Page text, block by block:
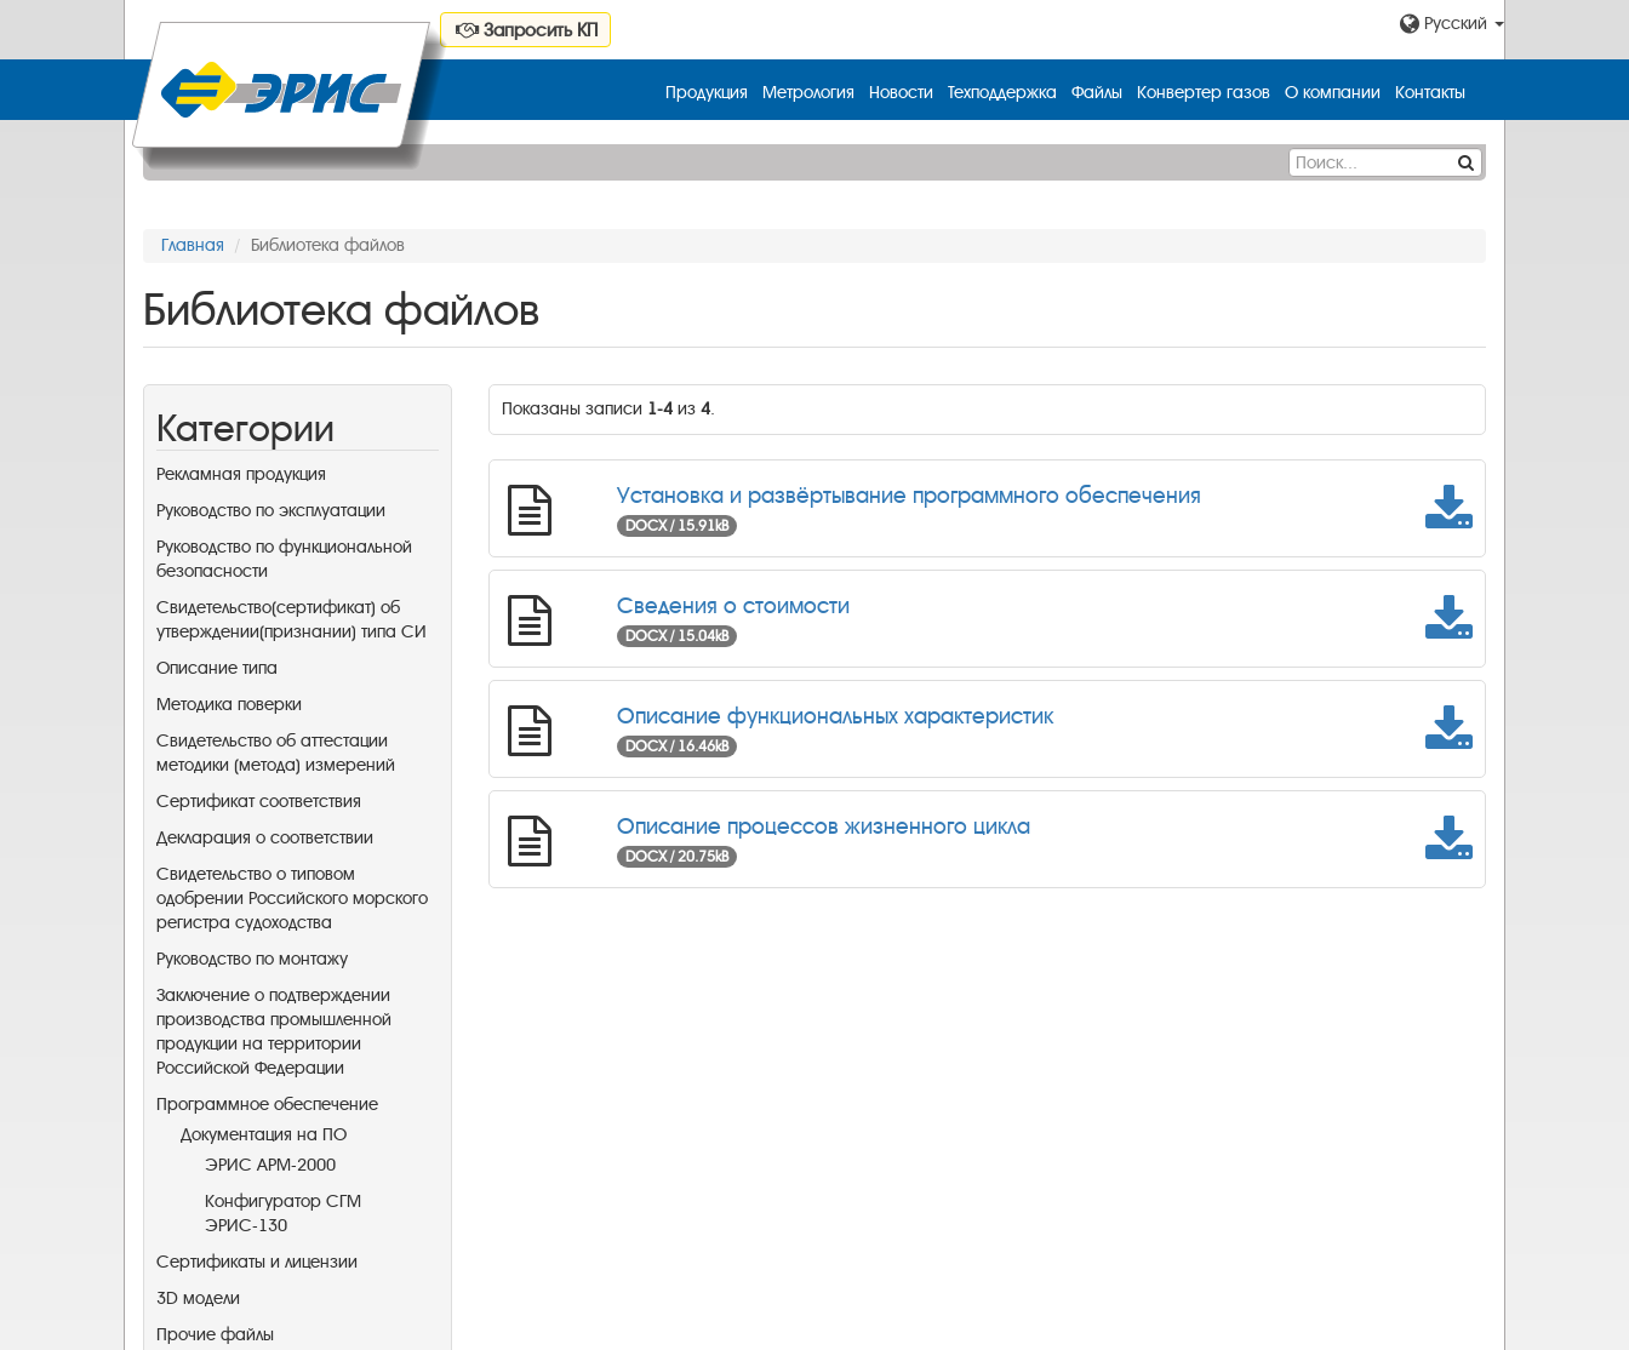
Запросить КП Русский
Продукция Метрология Новости Техподдержка Файлы Конвертер газов О компании Контакты
Главная Библиотека файлов
Библиотека файлов
Категории
Рекламная продукция
Руководство по эксплуатации
Руководство по функциональной
безопасности
Свидетельство(сертификат) об
утверждении(признании) типа СИ
Описание типа
Методика поверки
Свидетельство об аттестации
методики (метода) измерений
Сертификат соответствия
Декларация о соответствии
Свидетельство о типовом
одобрении Российского морского
регистра судоходства
Руководство по монтажу
Заключение о подтверждении
производства промышленной
продукции на территории
Российской Федерации ​
Программное обеспечение
Документация на ПО
ЭРИС АРМ-2000
Конфигуратор СГМ
ЭРИС-130
Сертификаты и лицензии
3D модели
Прочие файлы
Показаны записи 1-4из 4.
Установка и развёртывание программного обеспечения
DOCX / 15.91kB
Сведения о стоимости
DOCX / 15.04kB
Описание функциональных характеристик
DOCX / 16.46kB
Описание процессов жизненного цикла
DOCX / 20.75kB